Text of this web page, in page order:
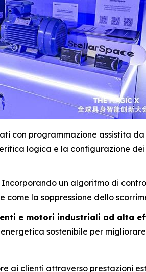
con programmazione assistita
logica e la configurazione
Incorporando un algoritmo di
come la soppressione dello
e motori industriali ad alta
sostenibile per
ai clienti attraverso prestazioni